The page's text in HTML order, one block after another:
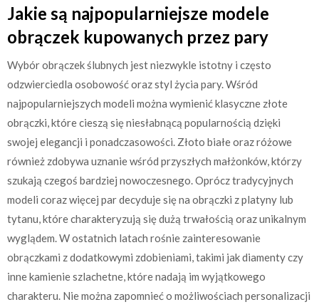
Jakie są najpopularniejsze modele
obrączek kupowanych przez pary
Wybór obrączek ślubnych jest niezwykle istotny i często
odzwierciedla osobowość oraz styl życia pary. Wśród
najpopularniejszych modeli można wymienić klasyczne złote
obrączki, które cieszą się niesłabnącą popularnością dzięki
swojej elegancji i ponadczasowości. Złoto białe oraz różowe
również zdobywa uznanie wśród przyszłych małżonków, którzy
szukają czegoś bardziej nowoczesnego. Oprócz tradycyjnych
modeli coraz więcej par decyduje się na obrączki z platyny lub
tytanu, które charakteryzują się dużą trwałością oraz unikalnym
wyglądem. W ostatnich latach rośnie zainteresowanie
obrączkami z dodatkowymi zdobieniami, takimi jak diamenty czy
inne kamienie szlachetne, które nadają im wyjątkowego
charakteru. Nie można zapomnieć o możliwościach personalizacji